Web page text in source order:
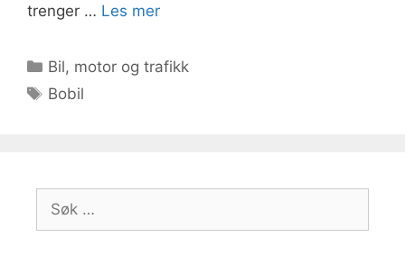
trenger … Les mer
Kategorier
Bil, motor og trafikk
Stikkord
Bobil
etter: